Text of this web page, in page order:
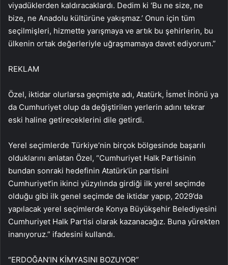
viyadüklerden kaldıracaklardı. Dedim ki ‘Bu ne size, ne
bize, ne Anadolu kültürüne yakışmaz.’ Onun için tüm
seçilmişleri, hizmette yarışmaya ve artık bu şehirlerin, bu
ülkenin ortak değerleriyle uğraşmamaya davet ediyorum.”
REKLAM
Özel, iktidar olurlarsa geçmişte adı, Atatürk, İsmet İnönü ya
da Cumhuriyet olup da değiştirilen yerlerin adını tekrar
eski haline getireceklerini dile getirdi.
Yerel seçimlerde Türkiye’nin birçok bölgesinde başarılı
olduklarını anlatan Özel, “Cumhuriyet Halk Partisinin
bundan sonraki hedefinin Atatürk’ün partisini
Cumhuriyet‘in ikinci yüzyılında girdiği ilk yerel seçimde
olduğu gibi ilk genel seçimde de iktidar yapıp, 2029’da
yapılacak yerel seçimlerde Konya Büyükşehir Belediyesini
Cumhuriyet Halk Partisi olarak kazanacağız. Buna yürekten
inanıyoruz.” ifadesini kullandı.
“ERDOĞAN’IN KİMYASINI BOZUYOR”